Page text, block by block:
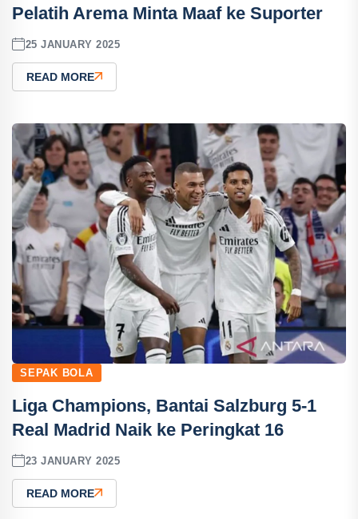
Pelatih Arema Minta Maaf ke Suporter
25 JANUARY 2025
READ MORE
SEPAK BOLA
Liga Champions, Bantai Salzburg 5-1
Real Madrid Naik ke Peringkat 16
23 JANUARY 2025
READ MORE